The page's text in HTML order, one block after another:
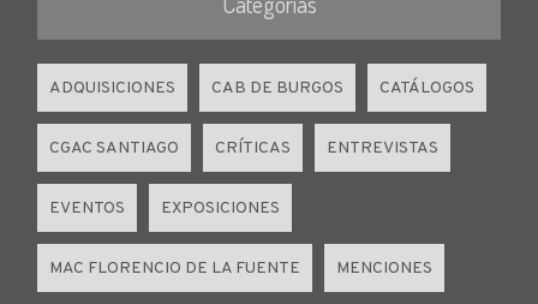
ADQUISICIONES CAB DE BURGOS CATÁLOGOS
CGAC SANTIAGO CRÍTICAS ENTREVISTAS
EVENTOS EXPOSICIONES
MAC FLORENCIO DE LA FUENTE MENCIONES